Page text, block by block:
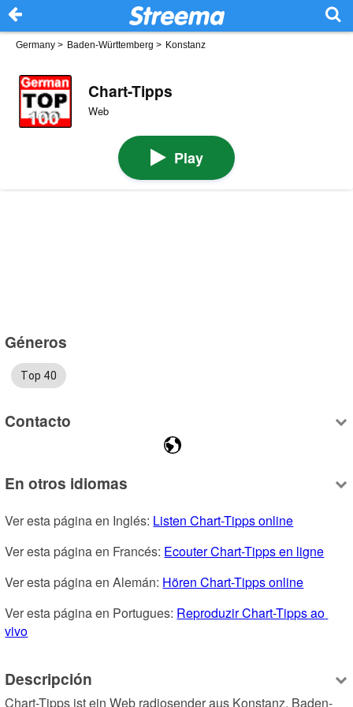
Germany > Baden-Württemberg > Konstanz
Chart-Tipps
Web
Play
Géneros
Top 40
Contacto
En otros idiomas
Ver esta página en Inglés: Listen Chart-Tipps online
Ver esta página en Francés: Ecouter Chart-Tipps en ligne
Ver esta página en Alemán: Hören Chart-Tipps online
Ver esta página en Portugues: Reproduzir Chart-Tipps ao
vivo
Descripción
Chart-Tipps ist ein Web radiosender aus Konstanz, Baden-